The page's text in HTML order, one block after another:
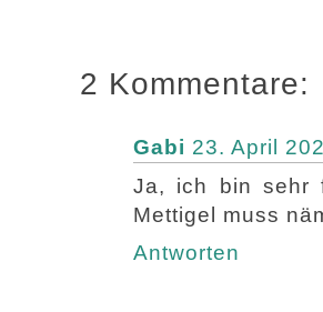
2 Kommentare:
Gabi 23. April
Ja, ich bin sehr
Mettigel muss
Antworten